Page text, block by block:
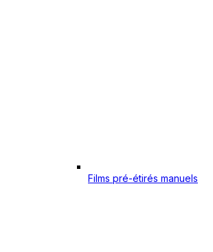
Films pré-étirés manuels